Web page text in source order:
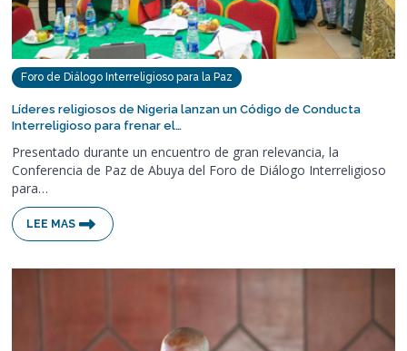
Foro de Diálogo Interreligioso para la Paz
Líderes religiosos de Nigeria lanzan un Código de Conducta
Interreligioso para frenar el…
Presentado durante un encuentro de gran relevancia, la
Conferencia de Paz de Abuya del Foro de Diálogo Interreligioso
para…
LEE MAS